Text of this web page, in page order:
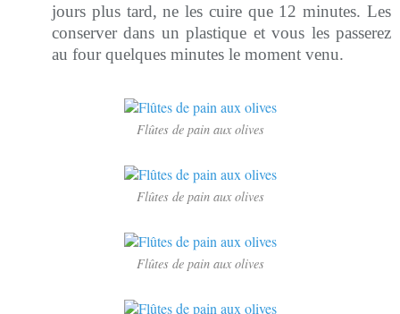
jours plus tard, ne les cuire que 12 minutes. Les
conserver dans un plastique et vous les passerez
au four quelques minutes le moment venu.
Flûtes de pain aux olives
Flûtes de pain aux olives
Flûtes de pain aux olives